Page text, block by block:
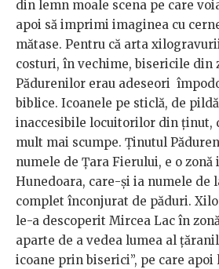
din lemn moale scena pe care
apoi să imprimi imaginea cu
mătase. Pentru că arta
costuri, în vechime, bisericile din
Pădurenilor erau adeseori
biblice. Icoanele pe sticlă, de
inaccesibile locuitorilor din ținut,
mult mai scumpe. Ținutul
numele de Țara Fierului, e o
Hunedoara, care-și ia numele de
complet înconjurat de păduri.
le-a descoperit Mircea Lac în
aparte de a vedea lumea al
icoane prin biserici”, pe care